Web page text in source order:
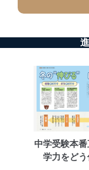
個人デ
システ
ソフト
により
情報システ
メール等
送信す
設定し
個人情報保護
中学受験本
学力をどう